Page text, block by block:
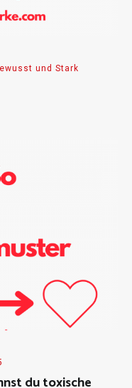
und Stark
du toxische